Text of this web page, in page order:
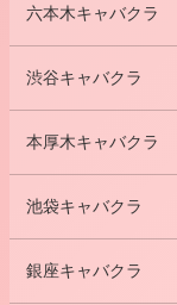
六本木キャバクラ
渋谷キャバクラ
本厚木キャバクラ
池袋キャバクラ
銀座キャバクラ